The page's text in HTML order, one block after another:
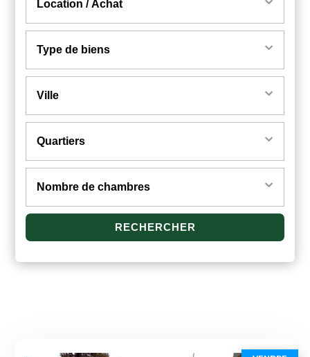
Location / Achat
Type de biens
Ville
Quartiers
Nombre de chambres
RECHERCHER